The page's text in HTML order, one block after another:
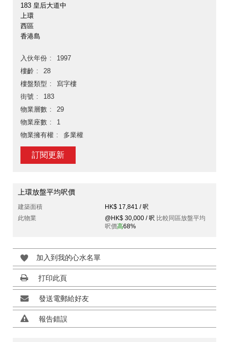
183 皇后大道中
上環
西區
香港島
入伙年份
1997
樓齡
28
樓盤類型
寫字樓
街號
183
物業層數
29
物業座數
1
物業擁有權
多業權
訂閱更新
上環放盤平均呎價
建築面積
HK$ 17,841 / 呎
此物業
@HK$ 30,000 / 呎 比較同區放盤平均
呎價高68%
加入到我的心水名單
打印此頁
發送電郵給好友
報告錯誤